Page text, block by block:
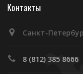
Контакты
Санкт-
8 (812) 385 8666